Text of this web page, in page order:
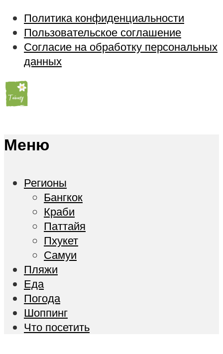
Политика конфиденциальности
Пользовательское соглашение
Согласие на обработку персональных
данных
Меню
Регионы
Бангкок
Краби
Паттайя
Пхукет
Самуи
Пляжи
Еда
Погода
Шоппинг
Что посетить